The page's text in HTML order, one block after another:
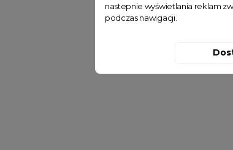
nastepnie wyświetlania reklam
podczas nawigacji.